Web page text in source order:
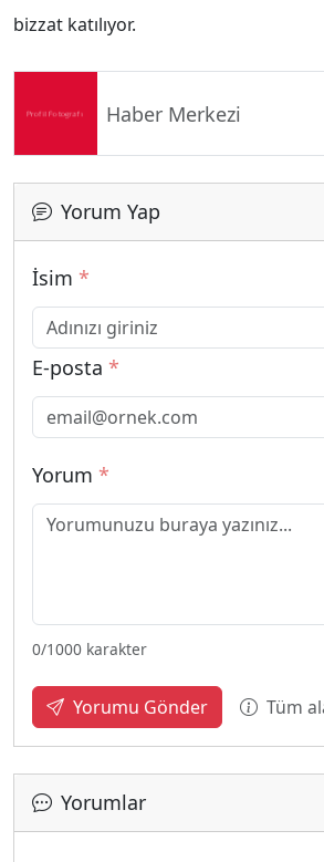
bizzat katılıyor.
Haber Merkezi
Yorum Yap
İsim *
E-posta *
Yorum *
0/1000 karakter
Yorumu Gönder Tüm
Yorumlar